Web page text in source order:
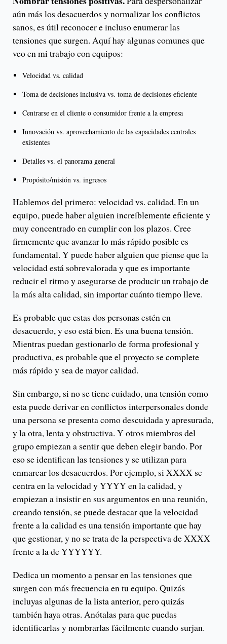
aún más los desacuerdos y normalizar los conflictos
sanos, es útil reconocer e incluso enumerar las
tensiones que surgen. Aquí hay algunas comunes que
veo en mi trabajo con equipos:
Velocidad vs. calidad
Toma de decisiones inclusiva vs. toma de decisiones eficiente
Centrarse en el cliente o consumidor frente a la empresa
Innovación vs. aprovechamiento de las capacidades centrales
existentes
Detalles vs. el panorama general
Propósito/misión vs. ingresos
Hablemos del primero: velocidad vs. calidad. En un
equipo, puede haber alguien increíblemente eficiente y
muy concentrado en cumplir con los plazos. Cree
firmemente que avanzar lo más rápido posible es
fundamental. Y puede haber alguien que piense que la
velocidad está sobrevalorada y que es importante
reducir el ritmo y asegurarse de producir un trabajo de
la más alta calidad, sin importar cuánto tiempo lleve.
Es probable que estas dos personas estén en
desacuerdo, y eso está bien. Es una buena tensión.
Mientras puedan gestionarlo de forma profesional y
productiva, es probable que el proyecto se complete
más rápido y sea de mayor calidad.
Sin embargo, si no se tiene cuidado, una tensión como
esta puede derivar en conflictos interpersonales donde
una persona se presenta como descuidada y apresurada,
y la otra, lenta y obstructiva. Y otros miembros del
grupo empiezan a sentir que deben elegir bando. Por
eso se identifican las tensiones y se utilizan para
enmarcar los desacuerdos. Por ejemplo, si XXXX se
centra en la velocidad y YYYY en la calidad, y
empiezan a insistir en sus argumentos en una reunión,
creando tensión, se puede destacar que la velocidad
frente a la calidad es una tensión importante que hay
que gestionar, y no se trata de la perspectiva de XXXX
frente a la de YYYYYY.
Dedica un momento a pensar en las tensiones que
surgen con más frecuencia en tu equipo. Quizás
incluyas algunas de la lista anterior, pero quizás
también haya otras. Anótalas para que puedas
identificarlas y nombrarlas fácilmente cuando surjan.